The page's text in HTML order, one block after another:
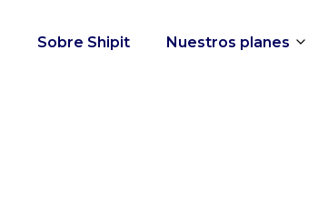
Sobre Shipit Nuestros planes